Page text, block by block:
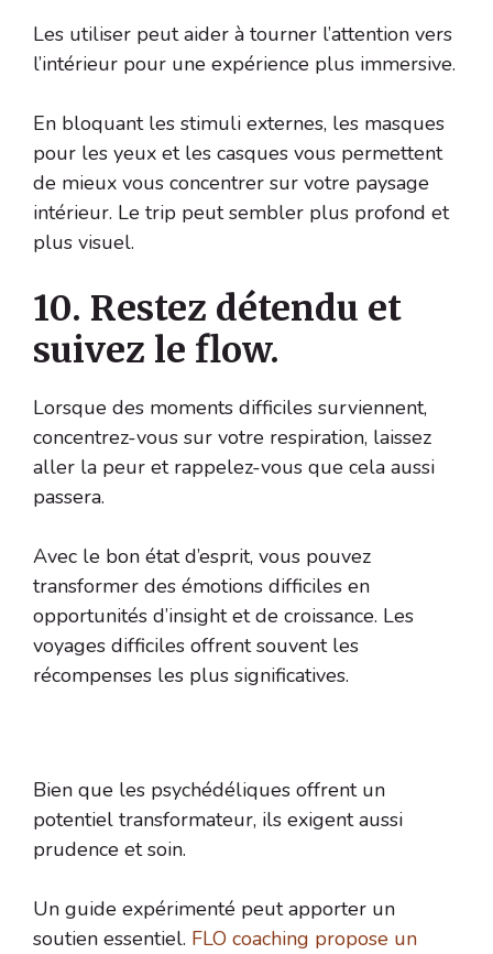
Les utiliser peut aider à tourner l’attention vers
l’intérieur pour une expérience plus immersive.
En bloquant les stimuli externes, les masques
pour les yeux et les casques vous permettent
de mieux vous concentrer sur votre paysage
intérieur. Le trip peut sembler plus profond et
plus visuel.
10. Restez détendu et
suivez le flow.
Lorsque des moments difficiles surviennent,
concentrez-vous sur votre respiration, laissez
aller la peur et rappelez-vous que cela aussi
passera.
Avec le bon état d’esprit, vous pouvez
transformer des émotions difficiles en
opportunités d’insight et de croissance. Les
voyages difficiles offrent souvent les
récompenses les plus significatives.
Bien que les psychédéliques offrent un
potentiel transformateur, ils exigent aussi
prudence et soin.
Un guide expérimenté peut apporter un
soutien essentiel. FLO coaching propose un